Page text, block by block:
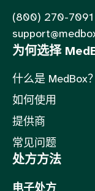
(800) 270-7091
为何选择
什么是 MedBox？
如何使用
提供商
常见问题
处方方法